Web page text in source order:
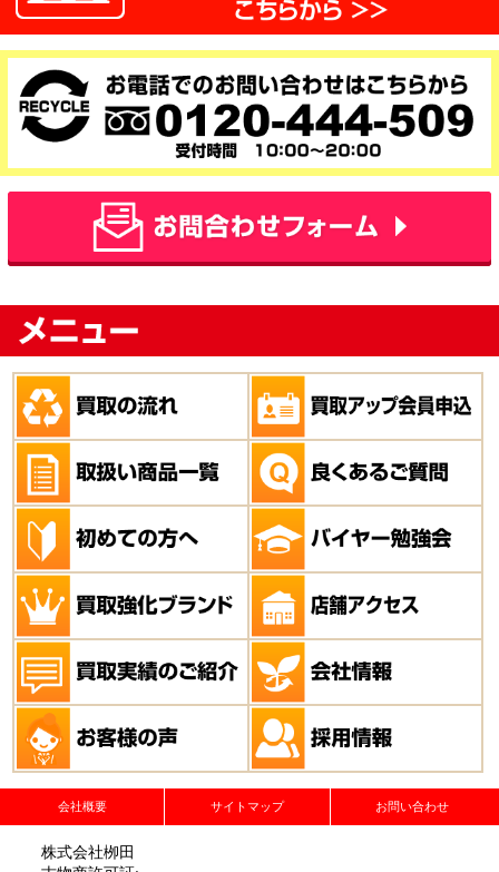
会社概要 サイトマップ お問い合わせ
株式会社栁田